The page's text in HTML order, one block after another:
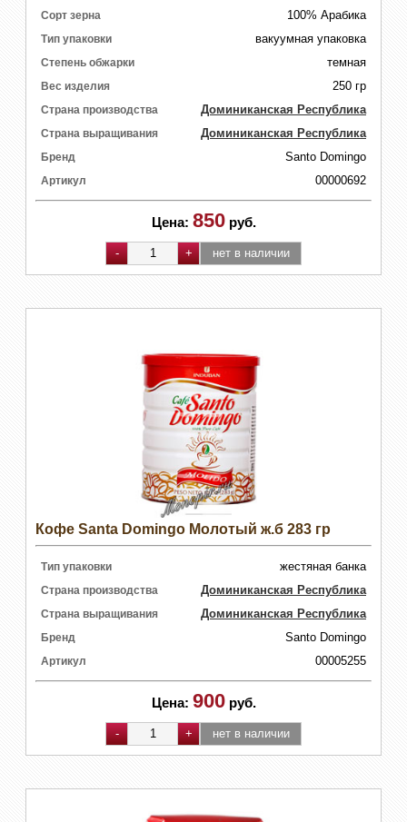
Сорт зерна 100% Арабика
Тип упаковки вакуумная упаковка
Степень обжарки темная
Вес изделия 250 гр
Страна производства Доминиканская Республика
Страна выращивания Доминиканская Республика
Бренд Santo Domingo
Артикул 00000692
Цена: 850 руб.
Кофе Santa Domingo Молотый ж.б 283 гр
Тип упаковки жестяная банка
Страна производства Доминиканская Республика
Страна выращивания Доминиканская Республика
Бренд Santo Domingo
Артикул 00005255
Цена: 900 руб.